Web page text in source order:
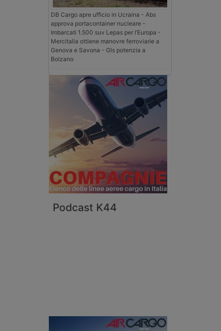
DB Cargo apre ufficio in Ucraina - Abs
approva portacontainer nucleare -
Imbarcati 1.500 suv Lepas per l’Europa -
Mercitalia ottiene manovre ferroviarie a
Genova e Savona - Gls potenzia a
Bolzano
Podcast K44